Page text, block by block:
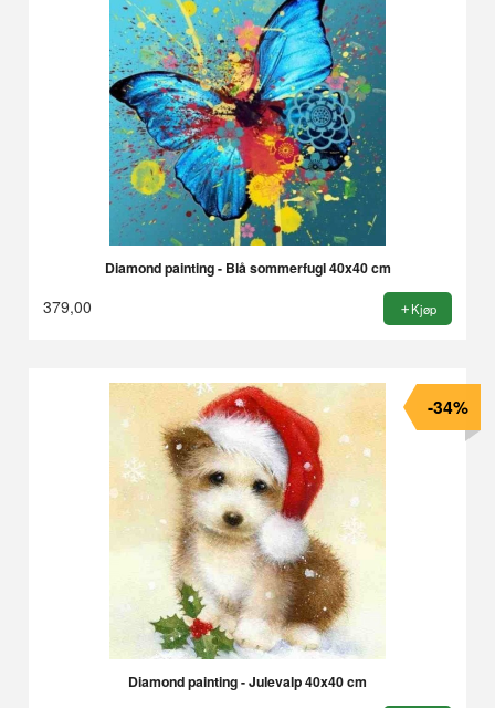
Diamond painting - Blå sommerfugl 40x40 cm
379,00 Kjøp
Diamond painting - Julevalp 40x40 cm
-34%